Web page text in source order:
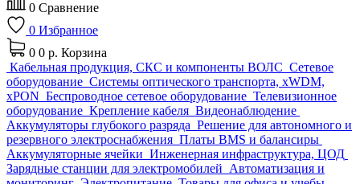
0 Сравнение
0 Избранное
0 0 р. Корзина
Кабельная продукция, СКС и компоненты ВОЛС Сетевое
оборудование Системы оптического транспорта, xWDM,
xPON Беспроводное сетевое оборудование Телевизионное
оборудование Крепление кабеля Видеонаблюдение
Аккумуляторы глубокого разряда Решение для автономного и
резервного электроснабжения Платы BMS и балансиры
Аккумуляторные ячейки Инженерная инфраструктура, ЦОД
Зарядные станции для электромобилей Автоматизация и